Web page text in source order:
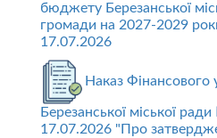
бюджету Березанської
громади на 2027-2029
17.07.2026
Наказ Фінансового
Березанської міської
17.07.2026 "Про